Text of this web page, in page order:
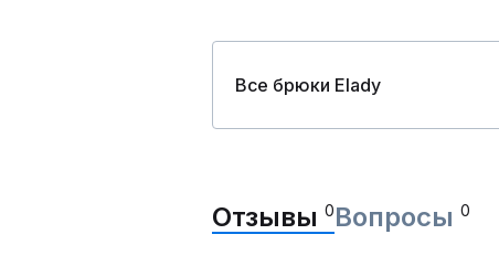
Все брюки Elady
Отзывы 0Вопросы 0